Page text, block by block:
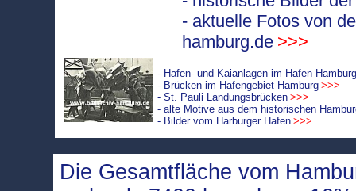
- aktuelle Fotos von
hamburg.de >>>
- Hafen- und Kaianlagen im Hafen
- Brücken im Hafengebiet Hamburg >>>
- St. Pauli Landungsbrücken >>>
- alte Motive aus dem historischen
- Bilder vom Harburger Hafen >>>
Die Gesamtfläche vom